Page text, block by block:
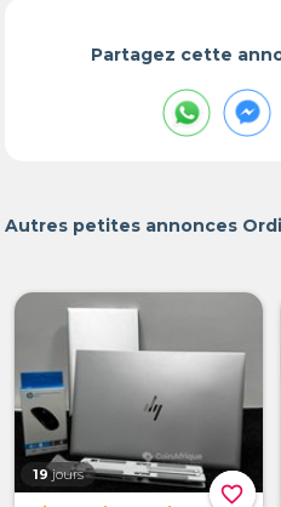
Partagez cette
Autres petites annonces
favorite_border
19 jours